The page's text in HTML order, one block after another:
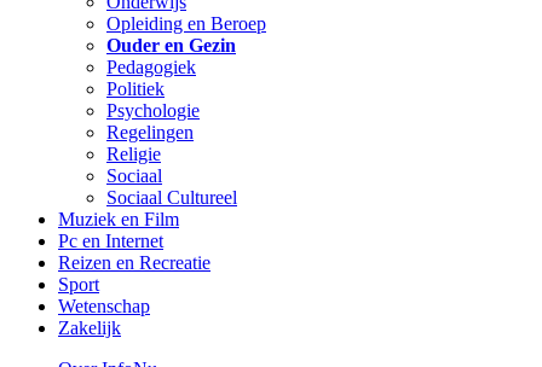
Opleiding en Beroep
Ouder en Gezin
Pedagogiek
Politiek
Psychologie
Regelingen
Religie
Sociaal
Sociaal Cultureel
Muziek en Film
Pc en Internet
Reizen en Recreatie
Sport
Wetenschap
Zakelijk